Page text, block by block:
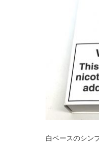
白ベースのシン